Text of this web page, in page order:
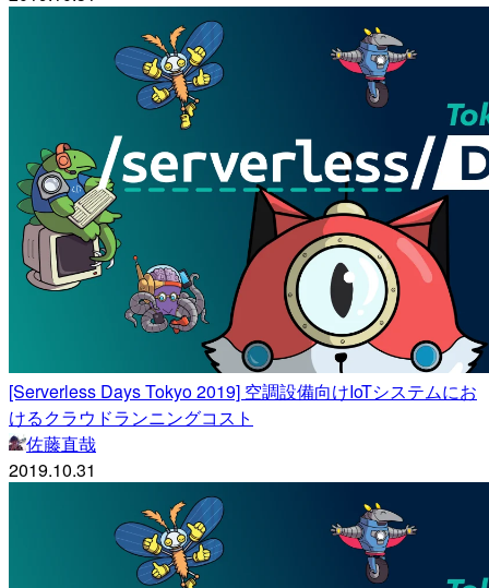
[Serverless Days Tokyo 2019] 空調設備向けIoTシステムにお
けるクラウドランニングコスト
佐藤直哉
2019.10.31